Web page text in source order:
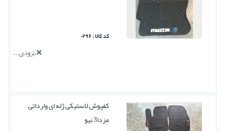
کد کالا : ۰۲۹۶
بزودی...
کفپوش لاستیکی ژله ای وارداتی
مزدا3 نیو